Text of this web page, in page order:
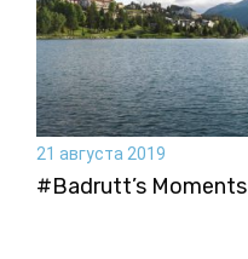
21 августа 2019
#Badrutt’s Moments